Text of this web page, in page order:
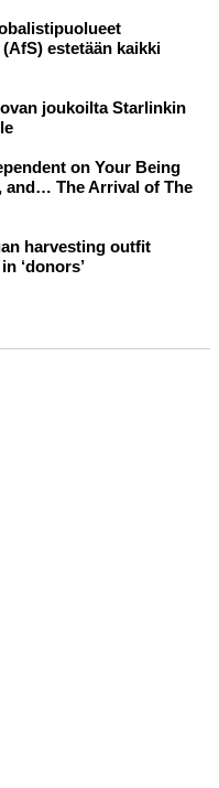
estetään kaikki
joukoilta Starlinkin
on Your Being
and… The Arrival of The
harvesting outfit
‘donors’